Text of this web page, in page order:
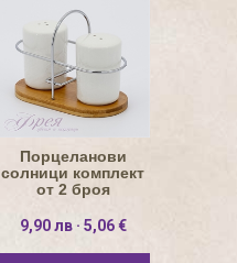
Порцеланови
солници комплект
от 2 броя
9,90 лв · 5,06 €